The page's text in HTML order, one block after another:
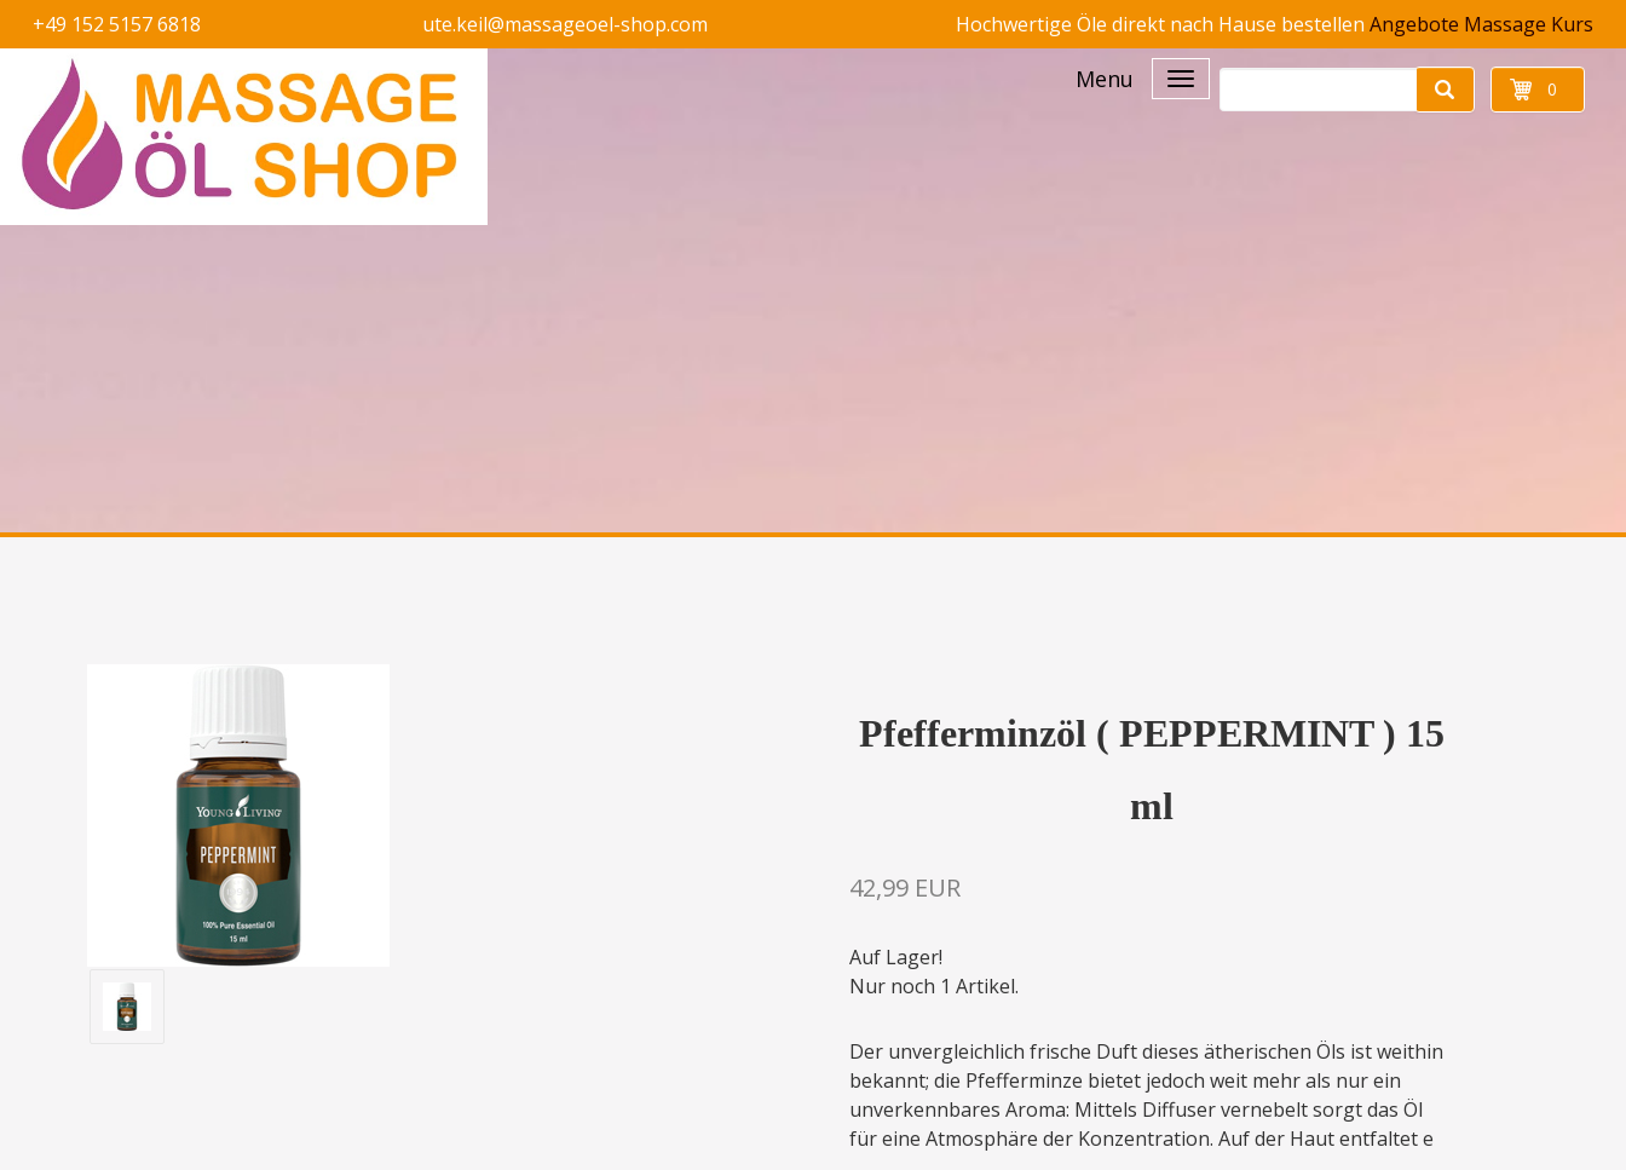
+49 152 5157 6818 ute.keil@massageoel-shop.com Hochwertige Öle direkt nach Hause bestellenAngebote Massage Kurs
Menu 0
Pfefferminzöl ( PEPPERMINT ) 15
ml
42,99 EUR
Auf Lager!
Nur noch 1 Artikel.
Der unvergleichlich frische Duft dieses ätherischen Öls ist weithin
bekannt; die Pfefferminze bietet jedoch weit mehr als nur ein
unverkennbares Aroma: Mittels Diffuser vernebelt sorgt das Öl
für eine Atmosphäre der Konzentration. Auf der Haut entfaltet e